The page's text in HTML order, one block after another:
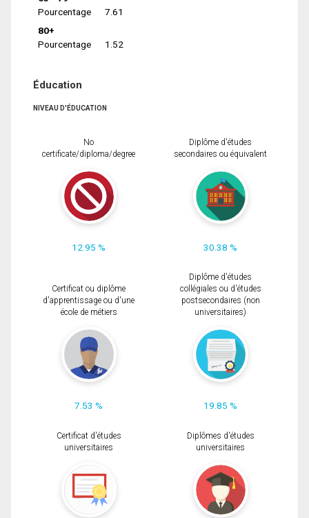
Pourcentage
7.61
80+
Pourcentage
1.52
Éducation
NIVEAU D'ÉDUCATION
No
certificate/diploma/degree
12.95 %
Diplôme d'études
secondaires ou équivalent
30.38 %
Certificat ou diplôme
d'apprentissage ou d'une
école de métiers
7.53 %
Diplôme d'études
collégiales ou d'études
postsecondaires (non
universitaires)
19.85 %
Certificat d'études
universitaires
Diplômes d'études
universitaires